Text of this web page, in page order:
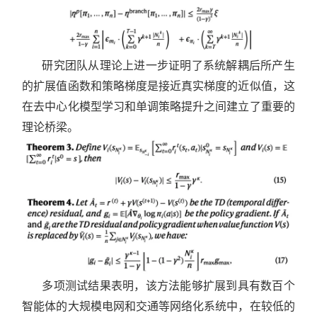
研究团队从理论上进一步证明了系统解耦后所产生
的扩展值函数和策略梯度是接近真实梯度的近似值，这
在去中心化模型学习和单调策略提升之间建立了重要的
理论桥梁。
多项测试结果表明，该方法能够扩展到具有数百个
智能体的大规模电网和交通等网络化系统中，在较低的